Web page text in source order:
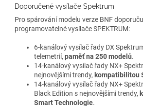
Doporučené vysílače Spektrum
Pro spárování modelu verze BNF
programovatelné vysílače SPEKTRUM:
6-kanálový vysílač řady DX
telemetrií, paměť na 250 modelů.
14-kanálový vysílač řady NX+
nejnovějšími trendy, kompatibilitou
14-kanálový vysílač řady NX+
Black Edition s nejnovějšími trendy,
Smart Technologie.